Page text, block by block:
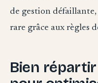
de gestion
rare grâce aux règles
Bien